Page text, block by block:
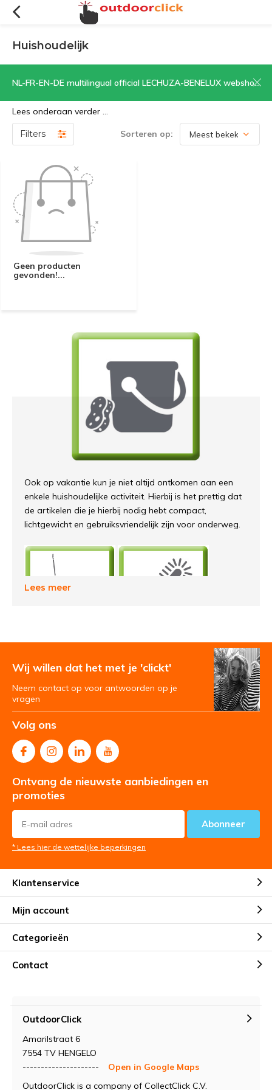
NL-FR-EN-DE multilingual official LECHUZA-BENELUX webshop | CLICK HERE NOW!
Huishoudelijk
huishoudelijke activiteit.
Lees onderaan verder ...
Filters Sorteren op:
Geen producten
gevonden!...
Ook op vakantie kun je niet altijd ontkomen aan een
enkele huishoudelijke activiteit. Hierbij is het prettig dat
de artikelen die je hierbij nodig hebt compact,
lichtgewicht en gebruiksvriendelijk zijn voor onderweg.
schoon te maken, te wassen, om spullen op te bergen
te nemen. Maak het niet moeilijker dan nodig op
Lees meer
Wij willen dat het met je 'clickt'
Neem contact op voor antwoorden op je
vragen
Volg ons
Ontvang de nieuwste aanbiedingen en
promoties
Abonneer
* Lees hier de wettelijke beperkingen
Klantenservice
Mijn account
Categorieën
Contact
OutdoorClick
Amarilstraat 6
7554 TV HENGELO
---------------------
Open in Google Maps
OutdoorClick is a company of CollectClick C.V.